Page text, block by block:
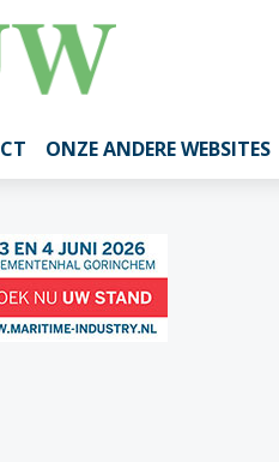
ONZE ANDERE WEBSITES